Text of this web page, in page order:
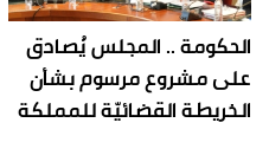
الحكومة .. المجلس يُصادق
على مشروع مرسوم بشأن
الخريطة القضائيّة للمملكة